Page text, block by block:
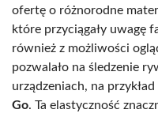
ofertę o różnorodne
które przyciągały uwagę
również z możliwości
pozwalało na śledzenie
urządzeniach, na
Go. Ta elastyczność